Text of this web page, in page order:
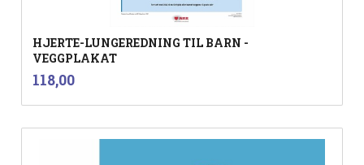
HJERTE-LUNGEREDNING TIL BARN -
VEGGPLAKAT
Pris
118,00